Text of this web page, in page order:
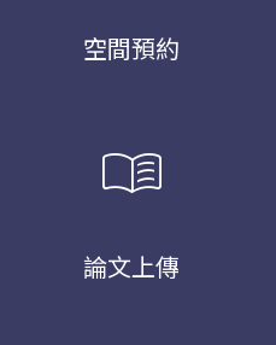
空間預約
menu_book
論文上傳